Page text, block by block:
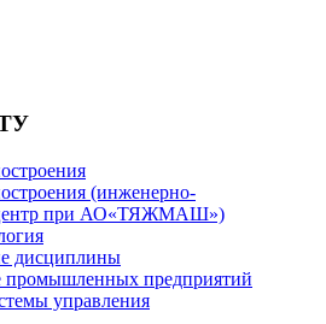
(инженерно-
центр при АО«ТЯЖМАШ»)
дисциплины
промышленных предприятий
управления